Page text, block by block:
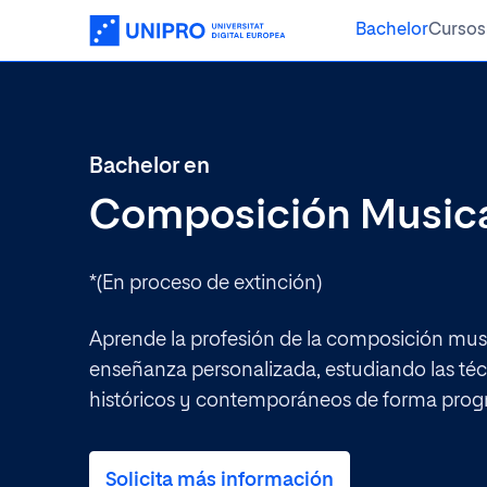
Cursos
Bachelor
Ciencias de la Salud
Educación
Ingeniería ¿Qué
Ej: Máster en
Bachelor en
Composición
*(En proceso de extinción)
Aprende la profesión de la composición
enseñanza personalizada, estudiando las
históricos y contemporáneos de forma
Solicita más información